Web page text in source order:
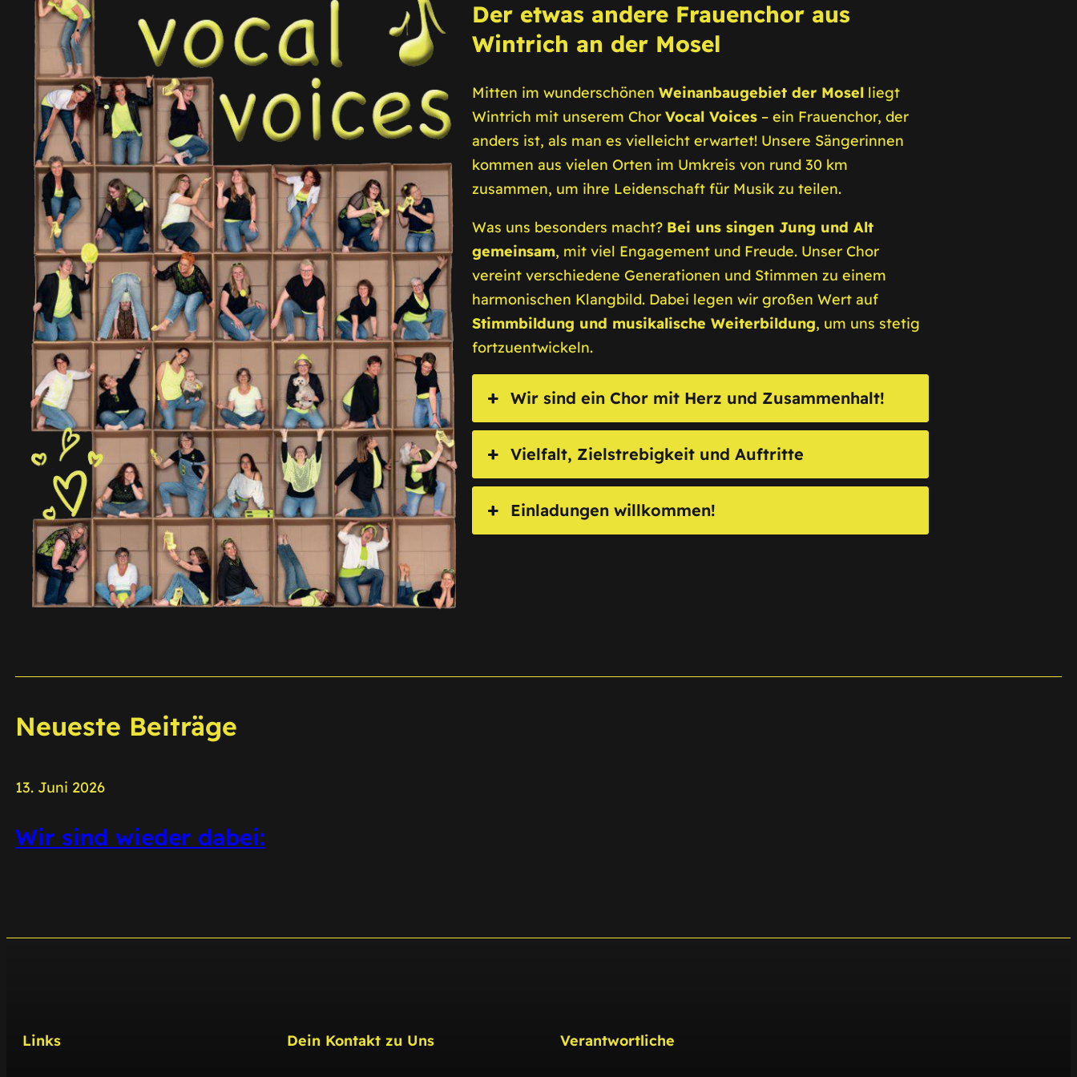
Der etwas andere Frauenchor aus
Wintrich an der Mosel
Mitten im wunderschönen Weinanbaugebiet der Moselliegt
Wintrich mit unserem Chor Vocal Voices– ein Frauenchor, der
anders ist, als man es vielleicht erwartet! Unsere Sängerinnen
kommen aus vielen Orten im Umkreis von rund 30 km
zusammen, um ihre Leidenschaft für Musik zu teilen.
Was uns besonders macht? Bei uns singen Jung und Alt
gemeinsam, mit viel Engagement und Freude. Unser Chor
vereint verschiedene Generationen und Stimmen zu einem
harmonischen Klangbild. Dabei legen wir großen Wert auf
Stimmbildung und musikalische Weiterbildung, um uns stetig
fortzuentwickeln.
Wir sind ein Chor mit Herz und Zusammenhalt!
Vielfalt, Zielstrebigkeit und Auftritte
Einladungen willkommen!
Neueste Beiträge
13. Juni 2026
Wir sind wieder dabei:
Links Dein Kontakt zu Uns Verantwortliche